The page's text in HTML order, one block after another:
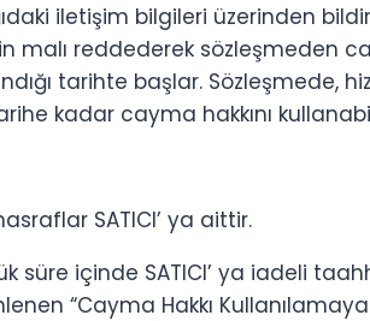
iletişim bilgileri üzerinden
reddederek sözleşmeden
tarihte başlar. Sözleşmede,
kadar cayma hakkını
SATICI’ ya aittir.
süre içinde SATICI’ ya iadeli
“Cayma Hakkı